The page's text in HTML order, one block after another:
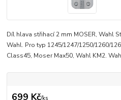
Díl hlava střihací 2 mm MOSER, Wahl
Wahl. Pro typ 1245/1247/1250/1260/
Class45, Moser Max50, Wahl KM2.
699 Kč/ks